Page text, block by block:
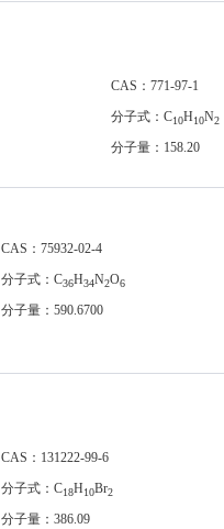
CAS：771-97-1
分子式：C10H10N2
分子量：158.20
CAS：75932-02-4
分子式：C36H34N2O6
分子量：590.6700
CAS：131222-99-6
分子式：C18H10Br2
分子量：386.09